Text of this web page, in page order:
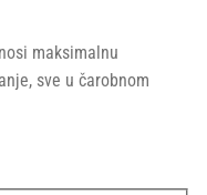
maksimalnu
sve u čarobnom